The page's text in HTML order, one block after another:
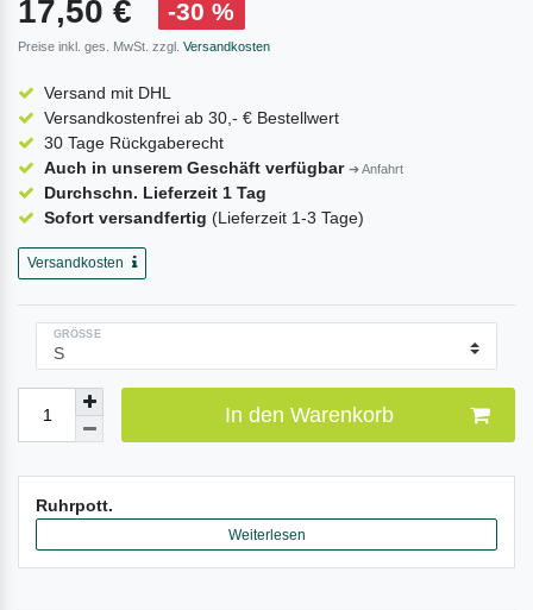
17,50 € -30 %
Preise inkl. ges. MwSt. zzgl. Versandkosten
Versand mit DHL
Versandkostenfrei ab 30,- € Bestellwert
30 Tage Rückgaberecht
Auch in unserem Geschäft verfügbar ➔ Anfahrt
Durchschn. Lieferzeit 1 Tag
Sofort versandfertig (Lieferzeit 1-3 Tage)
Versandkosten
GRÖSSE
In den Warenkorb
Ruhrpott.
Weiterlesen